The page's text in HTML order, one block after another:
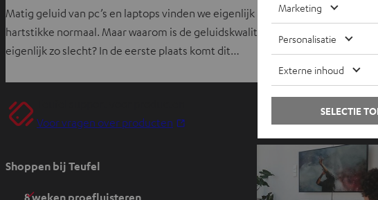
Matig geluid van pc’s en laptops vinden we eigenlijk
hartstikke normaal. Maar waarom is de geluidskwaliteit
eigenlijk zo slecht? In de eerste plaats komt dit…
thesis aan de
Voor vragen over producten
Shoppen bij Teufel
Marketing
Personalisatie
Externe inhoud
SELECTIE